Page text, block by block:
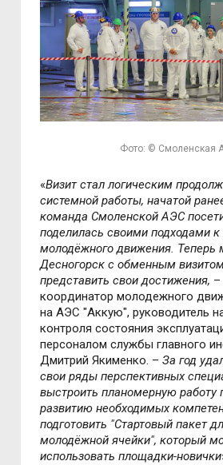
Фото: © Смоленская
«Визит стал логическим
системной работы, начатой
команда Смоленской АЭС
поделилась своими подходами к
молодёжного движения. Теперь
Десногорск с обменным
представить свои достижения, –
координатор молодежного
на АЭС "Аккую", руководитель
контроля состояния
персоналом службы главного
Дмитрий Якименко. –За год
свои ряды перспективных
выстроить планомерную работу
развитию необходимых
подготовить "Стартовый пакет
молодёжной ячейки", который
использовать площадки-новички